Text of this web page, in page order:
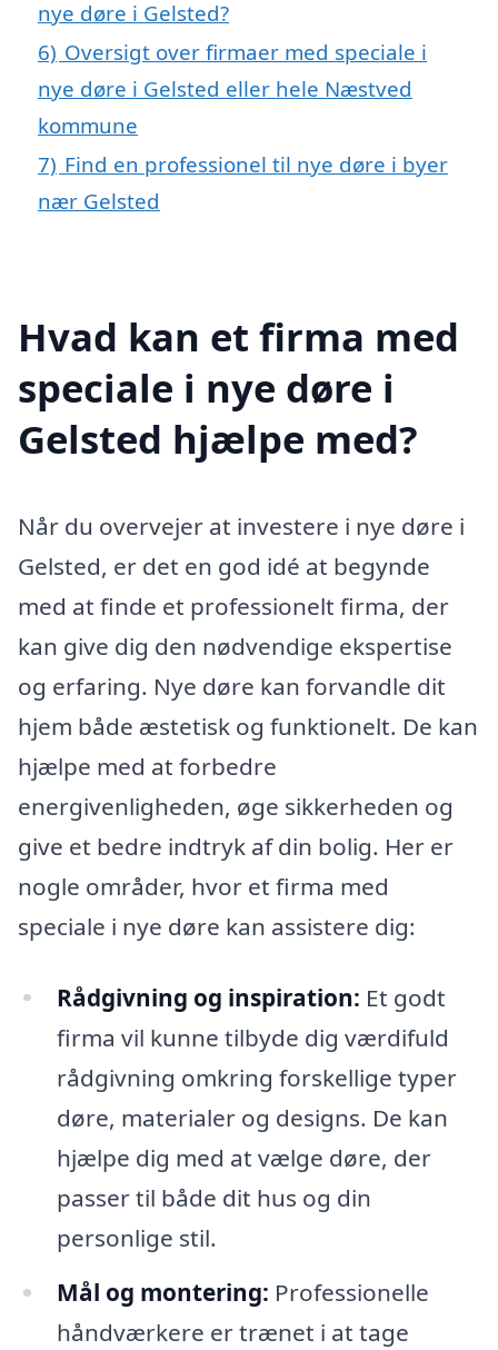
nye døre i Gelsted?
6) Oversigt over firmaer med speciale i
nye døre i Gelsted eller hele Næstved
kommune
7) Find en professionel til nye døre i byer
nær Gelsted
Hvad kan et firma med
speciale i nye døre i
Gelsted hjælpe med?
Når du overvejer at investere i nye døre i
Gelsted, er det en god idé at begynde
med at finde et professionelt firma, der
kan give dig den nødvendige ekspertise
og erfaring. Nye døre kan forvandle dit
hjem både æstetisk og funktionelt. De kan
hjælpe med at forbedre
energivenligheden, øge sikkerheden og
give et bedre indtryk af din bolig. Her er
nogle områder, hvor et firma med
speciale i nye døre kan assistere dig:
Rådgivning og inspiration: Et godt
firma vil kunne tilbyde dig værdifuld
rådgivning omkring forskellige typer
døre, materialer og designs. De kan
hjælpe dig med at vælge døre, der
passer til både dit hus og din
personlige stil.
Mål og montering: Professionelle
håndværkere er trænet i at tage